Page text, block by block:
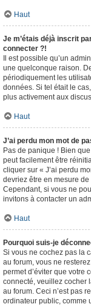
Haut
Je m’étais déjà inscrit
connecter ?!
Il est possible qu’un
une quelconque raison.
périodiquement les
données. Si tel était le
plus activement aux
Haut
J’ai perdu mon mot de
Pas de panique ! Bien
peut facilement être
cliquer sur « J’ai perdu
devriez être en mesure
Cependant, si vous ne
invitons à contacter un
Haut
Pourquoi suis-je
Si vous ne cochez pas la
au forum, vous ne
permet d’éviter que votre
connecté, veuillez cocher
au forum. Ceci n’est pas
ordinateur public, comme